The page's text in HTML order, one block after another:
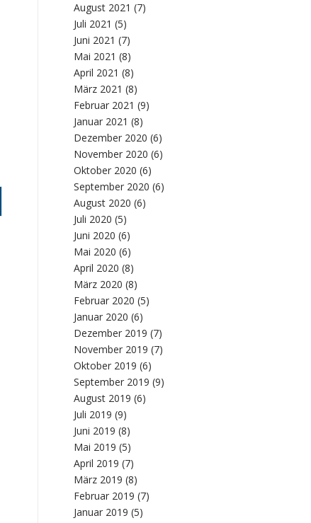
August 2021 (7)
Juli 2021 (5)
Juni 2021 (7)
Mai 2021 (8)
April 2021 (8)
März 2021 (8)
Februar 2021 (9)
Januar 2021 (8)
Dezember 2020 (6)
November 2020 (6)
Oktober 2020 (6)
September 2020 (6)
August 2020 (6)
Juli 2020 (5)
Juni 2020 (6)
Mai 2020 (6)
April 2020 (8)
März 2020 (8)
Februar 2020 (5)
Januar 2020 (6)
Dezember 2019 (7)
November 2019 (7)
Oktober 2019 (6)
September 2019 (9)
August 2019 (6)
Juli 2019 (9)
Juni 2019 (8)
Mai 2019 (5)
April 2019 (7)
März 2019 (8)
Februar 2019 (7)
Januar 2019 (5)